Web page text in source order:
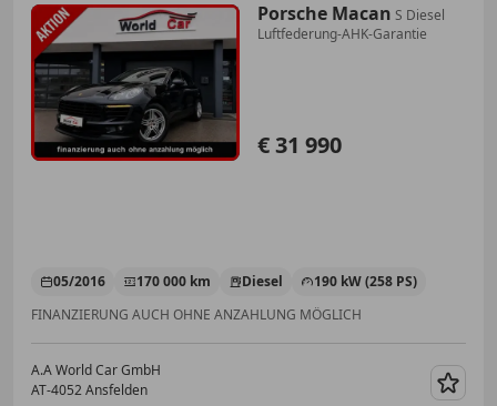
Porsche Macan S Diesel
Luftfederung-AHK-Garantie
€ 31 990
05/2016 170 000 km Diesel
190 kW (258 PS)
FINANZIERUNG AUCH OHNE ANZAHLUNG MÖGLICH
A.A World Car GmbH
AT-4052 Ansfelden